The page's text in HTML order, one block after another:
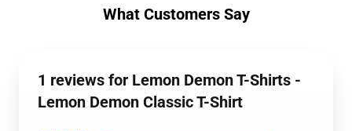
What Customers Say
1 reviews for Lemon Demon T-Shirts -
Lemon Demon Classic T-Shirt